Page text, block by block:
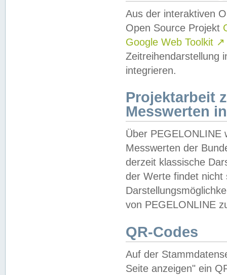
Aus der interaktiven
Open Source Projekt
Google Web Toolkit ↗
Zeitreihendarstellung
integrieren.
Projektarbeit
Messwerten
Über PEGELONLINE
Messwerten der
derzeit klassische
der Werte findet
von PEGELONLINE
QR-Codes
Auf der
Seite anzeigen" ein